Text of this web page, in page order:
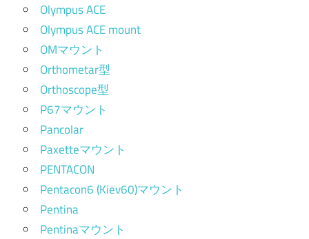
Olympus ACE
Olympus ACE mount
OMマウント
Orthometar型
Orthoscope型
P67マウント
Pancolar
Paxetteマウント
PENTACON
Pentacon6 (Kiev60)マウント
Pentina
Pentinaマウント